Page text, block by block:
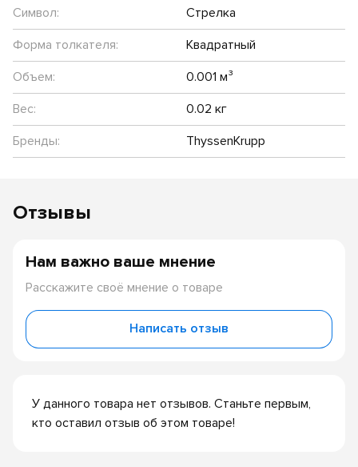
Символ:
Стрелка
Форма толкателя:
Квадратный
Объем:
0.001 м³
Вес:
0.02 кг
Бренды:
ThyssenKrupp
Отзывы
У данного товара нет отзывов. Станьте первым,
кто оставил отзыв об этом товаре!
Нам важно ваше мнение
Расскажите своё мнение о товаре
Написать отзыв